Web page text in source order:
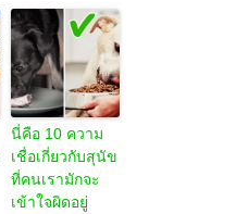
นี่คือ 10 ความ
เชื่อเกี่ยวกับสุนัข
ที่คนเรามักจะ
เข้าใจผิดอยู่